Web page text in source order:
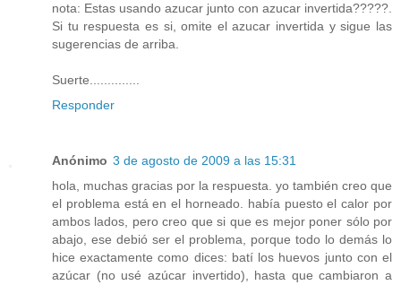
nota: Estas usando azucar junto con azucar invertida?????.
Si tu respuesta es si, omite el azucar invertida y sigue las
sugerencias de arriba.
Suerte..............
Responder
Anónimo 3 de agosto de 2009 a las 15:31
hola, muchas gracias por la respuesta. yo también creo que
el problema está en el horneado. había puesto el calor por
ambos lados, pero creo que si que es mejor poner sólo por
abajo, ese debió ser el problema, porque todo lo demás lo
hice exactamente como dices: batí los huevos junto con el
azúcar (no usé azúcar invertido), hasta que cambiaron a